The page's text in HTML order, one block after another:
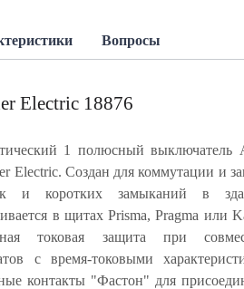
Вопросы
Electric 18876
автоматический 1 полюсный
Electric. Создан для коммутации и
и коротких замыканий в
в щитах Prisma, Pragma или
токовая защита при
с время-токовыми
контакты "Фастон" для
Ударопрочный корпус из
заклепками,
автомата без
имеет, так называемое,
для высокой влажности
цепи 50/60 Гц. Степень